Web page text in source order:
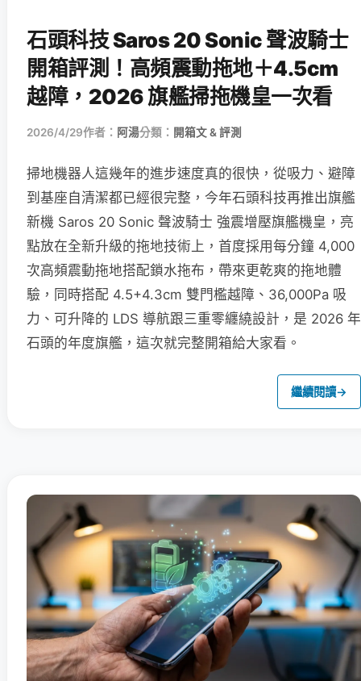
石頭科技 Saros 20 Sonic 聲波騎士
開箱評測！高頻震動拖地＋4.5cm
越障，2026 旗艦掃拖機皇一次看
2026/4/29作者： 阿湯分類： 開箱文 & 評測
掃地機器人這幾年的進步速度真的很快，從吸力、避障
到基座自清潔都已經很完整，今年石頭科技再推出旗艦
新機 Saros 20 Sonic 聲波騎士 強震增壓旗艦機皇，亮
點放在全新升級的拖地技術上，首度採用每分鐘 4,000
次高頻震動拖地搭配鎖水拖布，帶來更乾爽的拖地體
驗，同時搭配 4.5+4.3cm 雙門檻越障、36,000Pa 吸
力、可升降的 LDS 導航跟三重零纏繞設計，是 2026 年
石頭的年度旗艦，這次就完整開箱給大家看。
繼續閱讀→